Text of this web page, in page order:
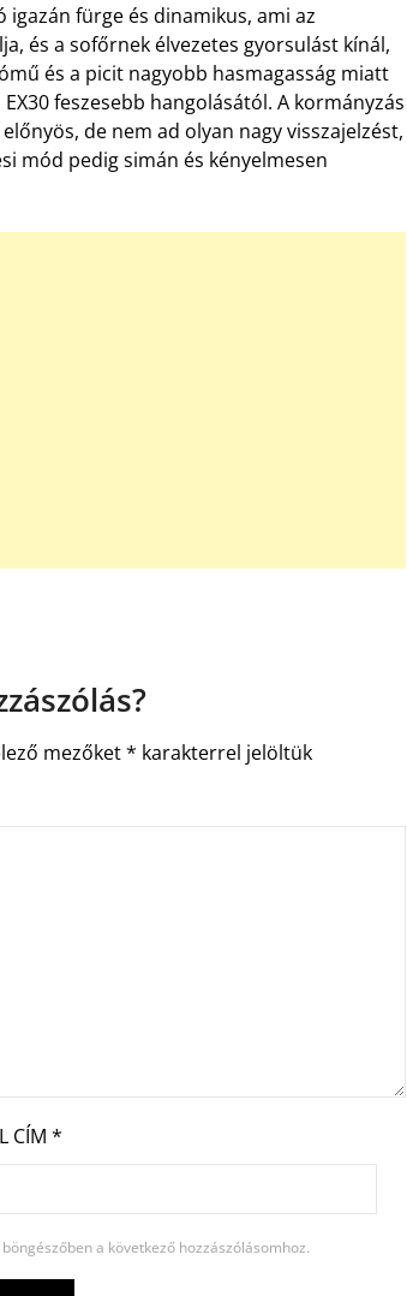
igazán fürge és dinamikus, ami az
és a sofőrnek élvezetes gyorsulást kínál,
és a picit nagyobb hasmagasság miatt
feszesebb hangolásától. A kormányzás
de nem ad olyan nagy visszajelzést,
mód pedig simán és kényelmesen
mezőket* karakterrel jelöltük
CÍM *
a következő hozzászólásomhoz.